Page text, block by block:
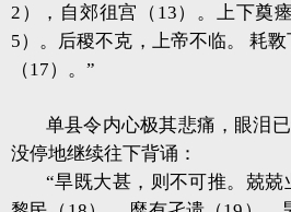
2），自郊徂宫（13）。上下奠
5）。后稷不克，上帝不临。 耗
（17）。”
单县令内心极其悲痛，眼泪
没停地继续往下背诵：
“旱既大甚，则不可推。兢